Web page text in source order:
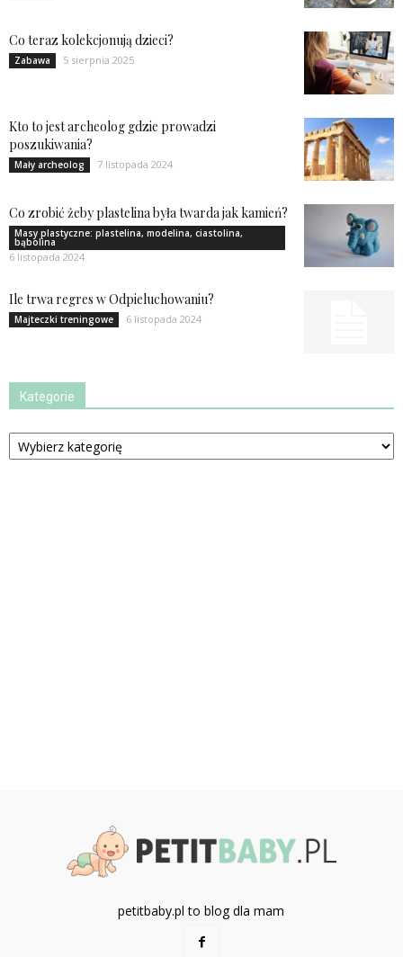
Co teraz kolekcjonują dzieci?
Zabawa 5 sierpnia 2025
Kto to jest archeolog gdzie prowadzi
poszukiwania?
Mały archeolog 7 listopada 2024
Co zrobić żeby plastelina była twarda jak kamień?
Masy plastyczne: plastelina, modelina, ciastolina,
bąbolina
6 listopada 2024
Ile trwa regres w Odpieluchowaniu?
Majteczki treningowe 6 listopada 2024
Kategorie
Kategorie
petitbaby.pl to blog dla mam